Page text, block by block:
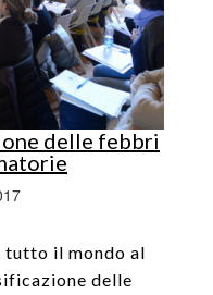
delle febbri
tutto il mondo al
delle